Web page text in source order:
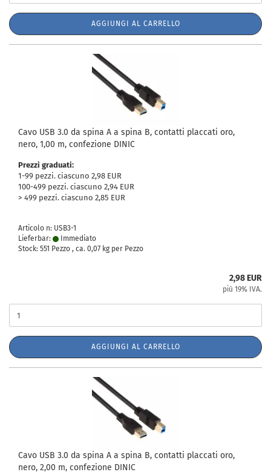
AGGIUNGI AL CARRELLO
Cavo USB 3.0 da spina A a spina B, contatti placcati oro,
nero, 1,00 m, confezione DINIC
Prezzi graduati:
1-99 pezzi. ciascuno 2,98 EUR
100-499 pezzi. ciascuno 2,94 EUR
> 499 pezzi. ciascuno 2,85 EUR
Articolo n: USB3-1
Lieferbar:
Immediato
Stock: 551 Pezzo , ca. 0,07 kg per Pezzo
2,98 EUR
più 19% IVA.
AGGIUNGI AL CARRELLO
Cavo USB 3.0 da spina A a spina B, contatti placcati oro,
nero, 2,00 m, confezione DINIC